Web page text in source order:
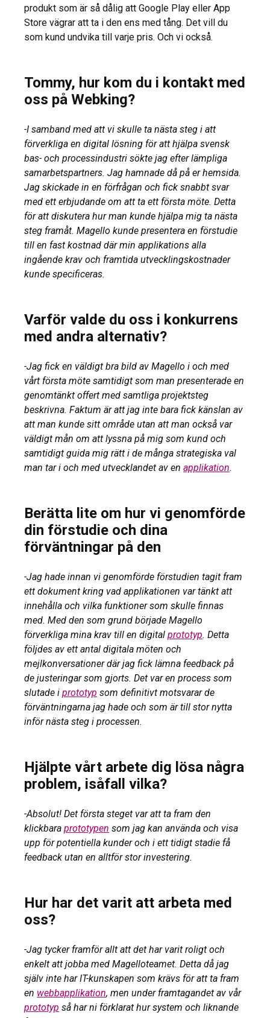
produkt som är så dålig att Google Play eller App
Store vägrar att ta i den ens med tång. Det vill du
som kund undvika till varje pris. Och vi också.
Tommy, hur kom du i kontakt med
oss på Webking?
-I samband med att vi skulle ta nästa steg i att
förverkliga en digital lösning för att hjälpa svensk
bas- och processindustri sökte jag efter lämpliga
samarbetspartners. Jag hamnade då på er hemsida.
Jag skickade in en förfrågan och fick snabbt svar
med ett erbjudande om att ta ett första möte. Detta
för att diskutera hur man kunde hjälpa mig ta nästa
steg framåt. Magello kunde presentera en förstudie
till en fast kostnad där min applikations alla
ingående krav och framtida utvecklingskostnader
kunde specificeras.
Varför valde du oss i konkurrens
med andra alternativ?
-Jag fick en väldigt bra bild av Magello i och med
vårt första möte samtidigt som man presenterade en
genomtänkt offert med samtliga projektsteg
beskrivna. Faktum är att jag inte bara fick känslan av
att man kunde sitt område utan att man också var
väldigt mån om att lyssna på mig som kund och
samtidigt guida mig rätt i de många strategiska val
man tar i och med utvecklandet av en applikation.
Berätta lite om hur vi genomförde
din förstudie och dina
förväntningar på den
-Jag hade innan vi genomförde förstudien tagit fram
ett dokument kring vad applikationen var tänkt att
innehålla och vilka funktioner som skulle finnas
med. Med den som grund började Magello
förverkliga mina krav till en digital prototyp. Detta
följdes av ett antal digitala möten och
mejlkonversationer där jag fick lämna feedback på
de justeringar som gjorts. Det var en process som
slutade i prototyp som definitivt motsvarar de
förväntningarna jag hade och som är till stor nytta
inför nästa steg i processen.
Hjälpte vårt arbete dig lösa några
problem, isåfall vilka?
-Absolut! Det första steget var att ta fram den
klickbara prototypen som jag kan använda och visa
upp för potentiella kunder och i ett tidigt stadie få
feedback utan en alltför stor investering.
Hur har det varit att arbeta med
oss?
-Jag tycker framför allt att det har varit roligt och
enkelt att jobba med Magelloteamet. Detta då jag
själv inte har IT-kunskapen som krävs för att ta fram
en webbapplikation, men under framtagandet av vår
prototyp så har ni förklarat hur system och liknande